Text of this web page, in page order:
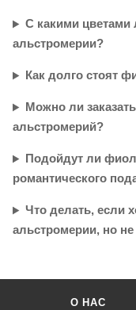
С какими цветами
альстромерии?
Как долго стоят
Можно ли
альстромерий?
Подойдут ли
романтического
Что делать, если
альстромерии, но
О НАС